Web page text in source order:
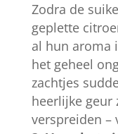
Zodra de
geplette
al hun aroma
het geheel
zachtjes
heerlijke geur
verspreiden –